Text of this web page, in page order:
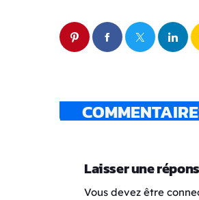
Laisser une
Vous devez être